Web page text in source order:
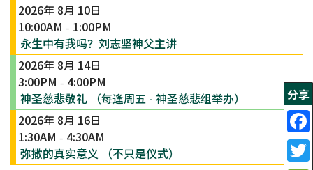
分享
2026年 8月 10日
10:00AM - 1:00PM
永生中有我吗？刘志坚神父主讲
2026年 8月 14日
3:00PM - 4:00PM
神圣慈悲敬礼 （每逢周五 - 神圣慈悲组举办）
2026年 8月 16日
1:30AM - 4:30AM
弥撒的真实意义 （不只是仪式）